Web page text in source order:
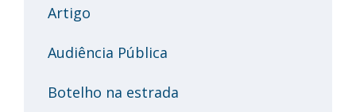
Artigo
Audiência Pública
Botelho na estrada